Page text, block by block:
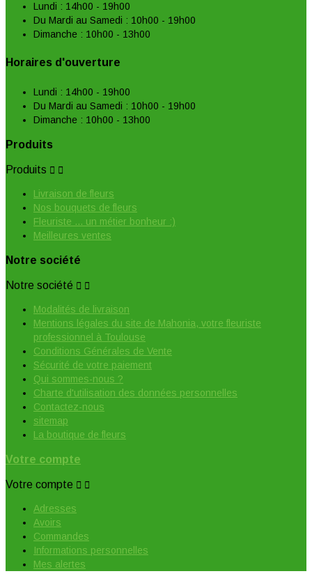
Lundi : 14h00 - 19h00
Du Mardi au Samedi : 10h00 - 19h00
Dimanche : 10h00 - 13h00
Horaires d'ouverture
Lundi : 14h00 - 19h00
Du Mardi au Samedi : 10h00 - 19h00
Dimanche : 10h00 - 13h00
Produits
Produits  
Livraison de fleurs
Nos bouquets de fleurs
Fleuriste ... un métier bonheur :)
Meilleures ventes
Notre société
Notre société  
Modalités de livraison
Mentions légales du site de Mahonia, votre fleuriste
professionnel à Toulouse
Conditions Générales de Vente
Sécurité de votre paiement
Qui sommes-nous ?
Charte d'utilisation des données personnelles
Contactez-nous
sitemap
La boutique de fleurs
Votre compte
Votre compte  
Adresses
Avoirs
Commandes
Informations personnelles
Mes alertes